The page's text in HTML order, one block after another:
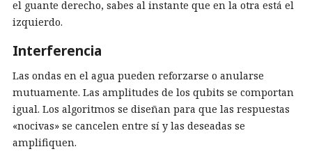
el guante derecho, sabes al instante que en la otra está el
izquierdo.
Interferencia
Las ondas en el agua pueden reforzarse o anularse
mutuamente. Las amplitudes de los qubits se comportan
igual. Los algoritmos se diseñan para que las respuestas
«nocivas» se cancelen entre sí y las deseadas se
amplifiquen.